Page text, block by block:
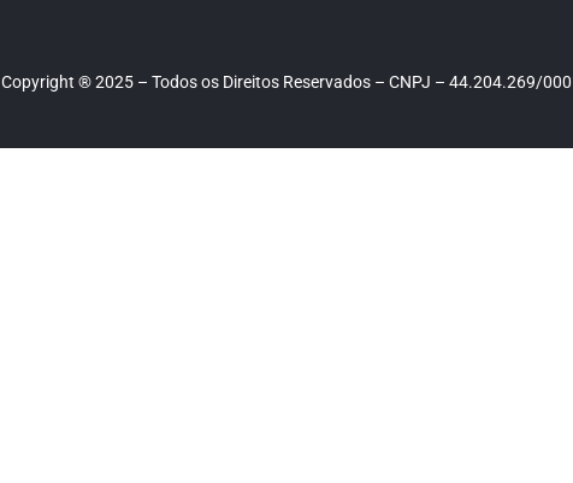
Copyright ® 2025 – Todos os Direitos Reservados – CNPJ – 44.204.269/